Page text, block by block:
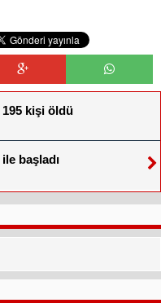
195 kişi öldü
başladı